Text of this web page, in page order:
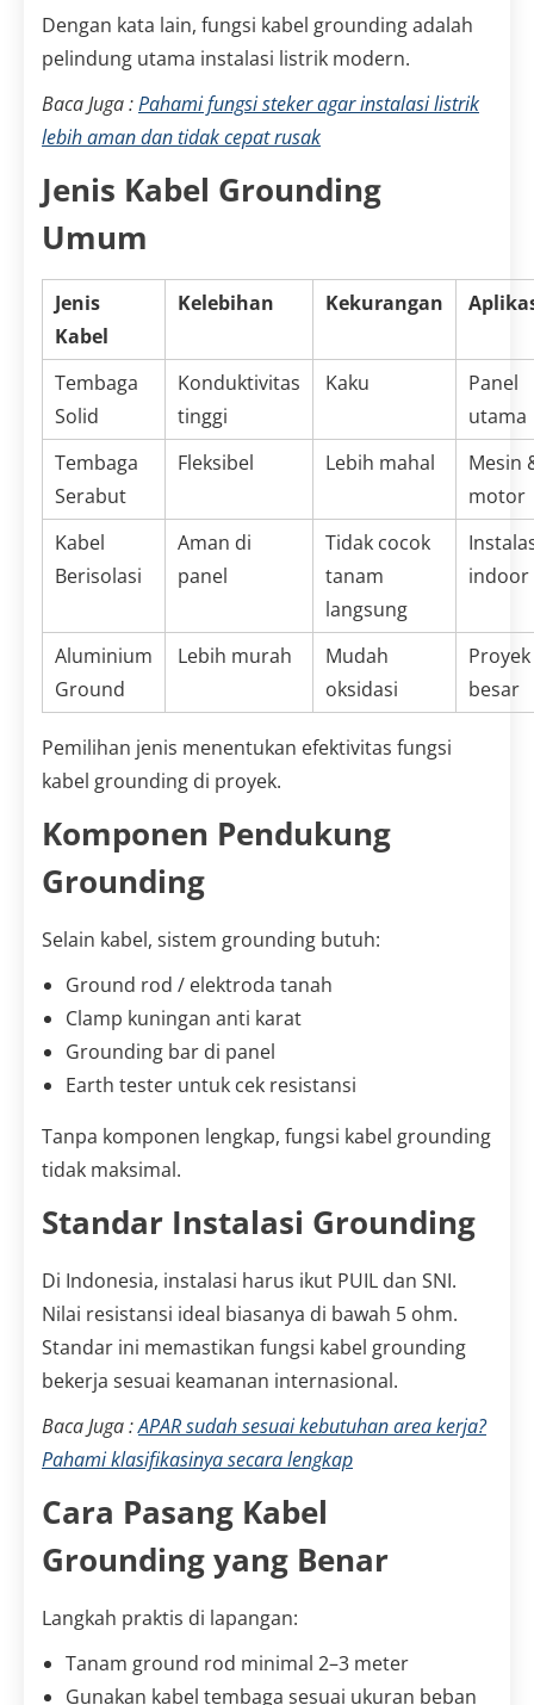
Dengan kata lain, fungsi kabel grounding adalah
pelindung utama instalasi listrik modern.
Baca Juga :Pahami fungsi steker agar instalasi listrik
lebih aman dan tidak cepat rusak
Jenis Kabel Grounding
Umum
Jenis
Kabel
Kelebihan Kekurangan
Tembaga
Solid
Konduktivitas
tinggi
Kaku
Panel
utama
Tembaga
Serabut
Fleksibel Lebih mahal
Mesin
motor
Kabel
Berisolasi
Aman di
panel
Tidak cocok
tanam
langsung
indoor
Aluminium
Ground
Lebih murah
Mudah
oksidasi
Proyek
besar
Pemilihan jenis menentukan efektivitas fungsi
kabel grounding di proyek.
Komponen Pendukung
Grounding
Selain kabel, sistem grounding butuh:
Ground rod / elektroda tanah
Clamp kuningan anti karat
Grounding bar di panel
Earth tester untuk cek resistansi
Tanpa komponen lengkap, fungsi kabel grounding
tidak maksimal.
Standar Instalasi Grounding
Di Indonesia, instalasi harus ikut PUIL dan SNI.
Nilai resistansi ideal biasanya di bawah 5 ohm.
Standar ini memastikan fungsi kabel grounding
bekerja sesuai keamanan internasional.
Baca Juga :APAR sudah sesuai kebutuhan area kerja?
Pahami klasifikasinya secara lengkap
Cara Pasang Kabel
Grounding yang Benar
Langkah praktis di lapangan:
Tanam ground rod minimal 2–3 meter
Gunakan kabel tembaga sesuai ukuran beban